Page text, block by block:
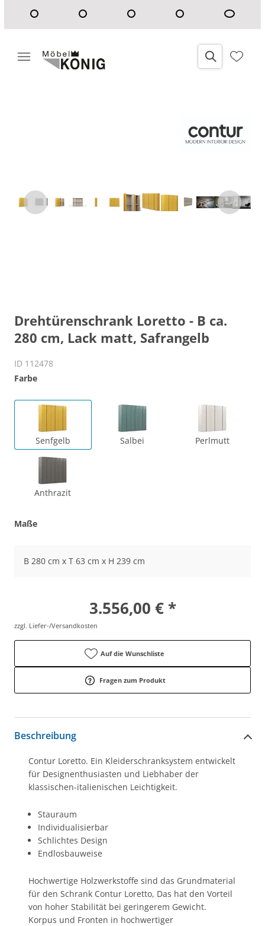
Drehtürenschrank Loretto - B ca.
280 cm, Lack matt, Safrangelb
ID 112478
Farbe
Senfgelb Salbei Perlmutt
Anthrazit
Maße
B 280 cm x T 63 cm x H 239 cm
3.556,00 € *
zzgl. Liefer-/Versandkosten
Auf die Wunschliste
Fragen zum Produkt
Beschreibung
Contur Loretto. Ein Kleiderschranksystem entwickelt
für Designenthusiasten und Liebhaber der
klassischen-italienischen Leichtigkeit.
Stauraum
Individualisierbar
Schlichtes Design
Endlosbauweise
Hochwertige Holzwerkstoffe sind das Grundmaterial
für den Schrank Contur Loretto, Das hat den Vorteil
von hoher Stabilität bei geringerem Gewicht.
Korpus und Fronten in hochwertiger